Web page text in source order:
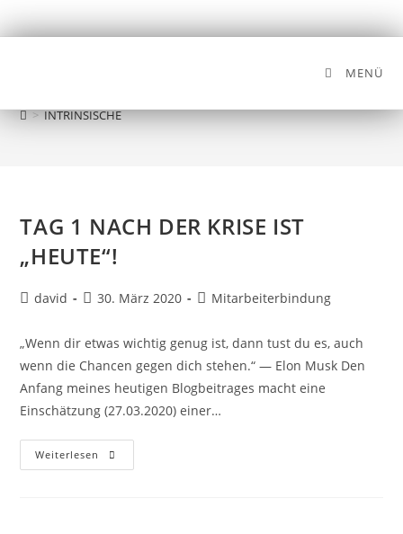
MENÜ
> INTRINSISCHE
TAG 1 NACH DER KRISE IST
„HEUTE“!
david 30. März 2020 Mitarbeiterbindung
„Wenn dir etwas wichtig genug ist, dann tust du es, auch
wenn die Chancen gegen dich stehen.“ — Elon Musk Den
Anfang meines heutigen Blogbeitrages macht eine
Einschätzung (27.03.2020) einer…
Weiterlesen